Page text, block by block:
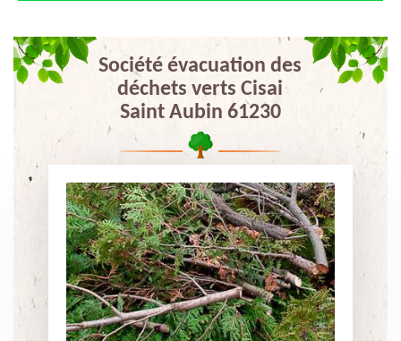
Société évacuation des
déchets verts Cisai
Saint Aubin 61230